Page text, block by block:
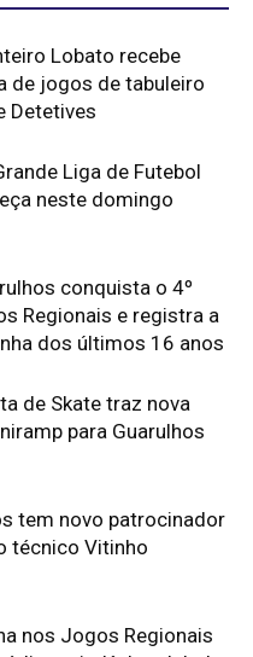
Lobato recebe
de jogos de tabuleiro
Detetives
Liga de Futebol
neste domingo
conquista o 4º
Regionais e registra a
dos últimos 16 anos
de Skate traz nova
para Guarulhos
tem novo patrocinador
técnico Vitinho
nos Jogos Regionais